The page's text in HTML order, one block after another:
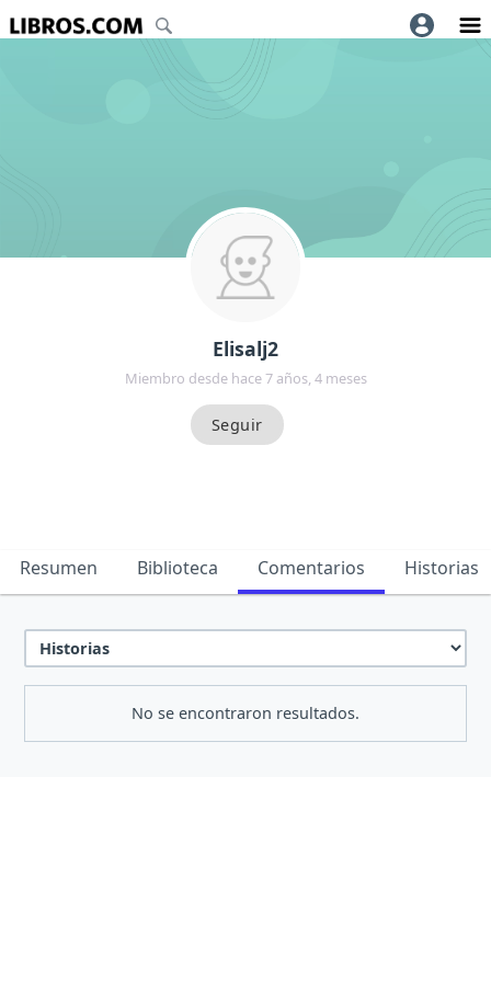
Elisalj2
Miembro desde hace 7 años, 4 meses
Resumen Biblioteca Comentarios Historias
No se encontraron resultados.